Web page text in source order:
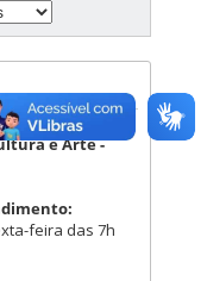
e Arte -
feira das 7h